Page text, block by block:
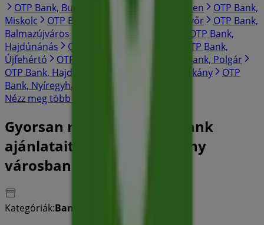
OTP Bank, Budapest OTP Bank, Debrecen
OTP Bank,
Miskolc
OTP Bank, Szeged OTP Bank, Győr
OTP Bank,
Balmazújváros
OTP Bank,
Hajdúnánás
OTP Bank, Hajdúhadház
OTP Bank,
Újfehértó
OTP Bank, Tiszavasvári
OTP Bank, Polgár
OTP Bank, Hajdúszoboszló
OTP Bank, Balkány
OTP
Bank, Nyíregyháza
Nézz meg több várost
Gyorsan nézze meg OTP Bank
ajánlatait Hajdúböszörmény
városban
Kategóriák:Bankok és szolgáltatások